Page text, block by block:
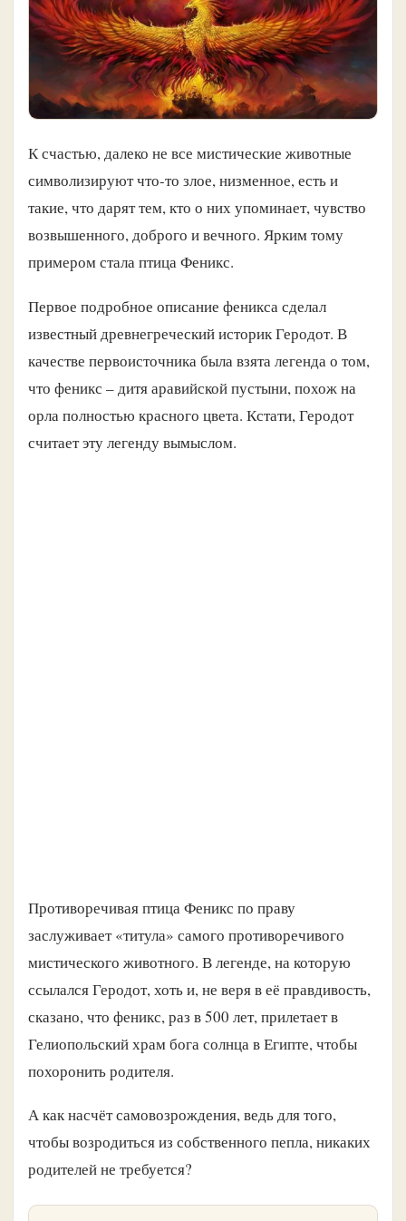
К счастью, далеко не все мистические животные
символизируют что-то злое, низменное, есть и
такие, что дарят тем, кто о них упоминает, чувство
возвышенного, доброго и вечного. Ярким тому
примером стала птица Феникс.
Первое подробное описание феникса сделал
известный древнегреческий историк Геродот. В
качестве первоисточника была взята легенда о том,
что феникс – дитя аравийской пустыни, похож на
орла полностью красного цвета. Кстати, Геродот
считает эту легенду вымыслом.
Противоречивая птица Феникс по праву
заслуживает «титула» самого противоречивого
мистического животного. В легенде, на которую
ссылался Геродот, хоть и, не веря в её правдивость,
сказано, что феникс, раз в 500 лет, прилетает в
Гелиопольский храм бога солнца в Египте, чтобы
похоронить родителя.
А как насчёт самовозрождения, ведь для того,
чтобы возродиться из собственного пепла, никаких
родителей не требуется?